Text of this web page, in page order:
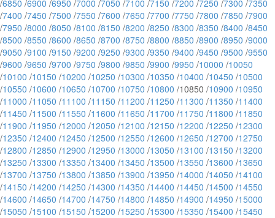
/6850 /6900 /6950 /7000 /7050 /7100 /7150 /7200 /7250 /7300 /7350
/7400 /7450 /7500 /7550 /7600 /7650 /7700 /7750 /7800 /7850 /7900
/7950 /8000 /8050 /8100 /8150 /8200 /8250 /8300 /8350 /8400 /8450
/8500 /8550 /8600 /8650 /8700 /8750 /8800 /8850 /8900 /8950 /9000
/9050 /9100 /9150 /9200 /9250 /9300 /9350 /9400 /9450 /9500 /9550
/9600 /9650 /9700 /9750 /9800 /9850 /9900 /9950 /10000 /10050
/10100 /10150 /10200 /10250 /10300 /10350 /10400 /10450 /10500
/10550 /10600 /10650 /10700 /10750 /10800 /10850 /10900 /10950
/11000 /11050 /11100 /11150 /11200 /11250 /11300 /11350 /11400
/11450 /11500 /11550 /11600 /11650 /11700 /11750 /11800 /11850
/11900 /11950 /12000 /12050 /12100 /12150 /12200 /12250 /12300
/12350 /12400 /12450 /12500 /12550 /12600 /12650 /12700 /12750
/12800 /12850 /12900 /12950 /13000 /13050 /13100 /13150 /13200
/13250 /13300 /13350 /13400 /13450 /13500 /13550 /13600 /13650
/13700 /13750 /13800 /13850 /13900 /13950 /14000 /14050 /14100
/14150 /14200 /14250 /14300 /14350 /14400 /14450 /14500 /14550
/14600 /14650 /14700 /14750 /14800 /14850 /14900 /14950 /15000
/15050 /15100 /15150 /15200 /15250 /15300 /15350 /15400 /15450